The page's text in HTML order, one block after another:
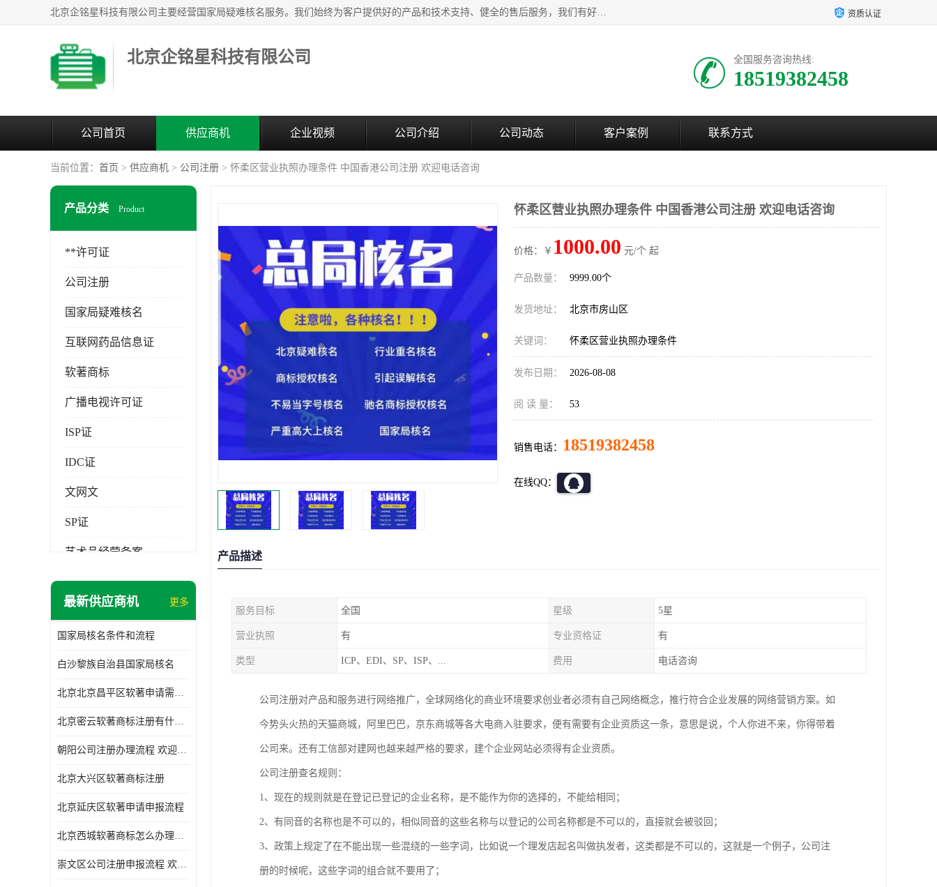
北京企铭星科技有限公司主要经营国家局疑难核名服务。我们始终为客户提供好的产品和技术支持、健全的售后服务，我们有好的产品和专业的销售和技术团队，我公司属于北京企业管理及投资咨询黄页行业，如果您对我公司的产品服务有兴趣，期待您在线留言或者来电咨询。 资质认证
北京企铭星科技有限公司 全国服务咨询热线:
18519382458
公司首页 供应商机 企业视频 公司介绍 公司动态 客户案例 联系方式
当前位置： 首页 > 供应商机 > 公司注册 > 怀柔区营业执照办理条件 中国香港公司注册 欢迎电话咨询
产品分类 Product
**许可证
公司注册
国家局疑难核名
互联网药品信息证
软著商标
广播电视许可证
ISP证
IDC证
文网文
SP证
艺术品经营备案
最新供应商机 更多
国家局核名条件和流程
白沙黎族自治县国家局核名
北京北京昌平区软著申请需要什么条件 软件著作权 欢迎电话咨询
北京密云软著商标注册有什么要求 软件著作权 欢迎电话咨询
朝阳公司注册办理流程 欢迎电话咨询
北京大兴区软著商标注册
北京延庆区软著申请申报流程
北京西城软著商标怎么办理流程 欢迎电话咨询
崇文区公司注册申报流程 欢迎电话咨询
怀柔区营业执照办理条件 中国香港公司注册 欢迎电话咨询
价格：￥ 1000.00 元/个 起
产品数量： 9999.00个
发货地址： 北京市房山区
关键词： 怀柔区营业执照办理条件
发布日期： 2026-08-08
阅 读 量： 53
销售电话： 18519382458
在线QQ：
产品描述
服务目标 全国 星级 5星
营业执照 有 专业资格证 有
类型 ICP、EDI、SP、ISP、... 费用 电话咨询
公司注册对产品和服务进行网络推广，全球网络化的商业环境要求创业者必须有自己网络概念，推行符合企业发展的网络营销方案。如
今势头火热的天猫商城，阿里巴巴，京东商城等各大电商入驻要求，便有需要有企业资质这一条，意思是说，个人你进不来，你得带着
公司来。还有工信部对建网也越来越严格的要求，建个企业网站必须得有企业资质。
公司注册查名规则：
1、现在的规则就是在登记已登记的企业名称，是不能作为你的选择的，不能给相同；
2、有同音的名称也是不可以的，相似同音的这些名称与以登记的公司名称都是不可以的，直接就会被驳回；
3、政策上规定了在不能出现一些混绕的一些字词，比如说一个理发店起名叫做执发者，这类都是不可以的，这就是一个例子，公司注
册的时候呢，这些字词的组合就不要用了；